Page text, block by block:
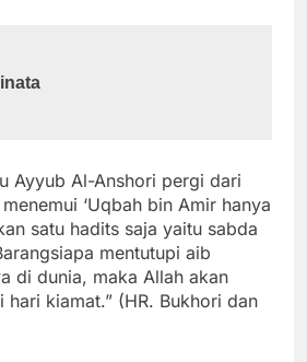
Ayyub Al-Anshori pergi dari
‘Uqbah bin Amir hanya
satu hadits saja yaitu sabda
mentutupi aib
di dunia, maka Allah akan
hari kiamat.” (HR. Bukhori dan